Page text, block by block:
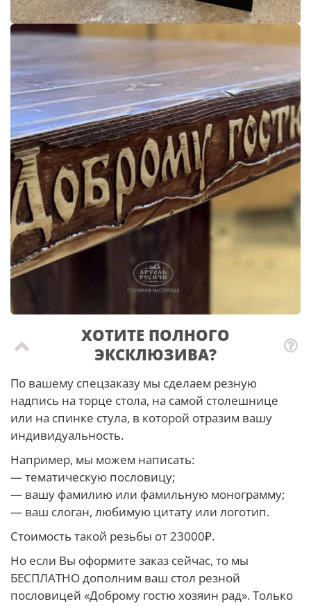
ХОТИТЕ ПОЛНОГО
ЭКСКЛЮЗИВА?
По вашему спецзаказу мы сделаем резную
надпись на торце стола, на самой столешнице
или на спинке стула, в которой отразим вашу
индивидуальность.
Например, мы можем написать:
— тематическую пословицу;
— вашу фамилию или фамильную монограмму;
— ваш слоган, любимую цитату или логотип.
Стоимость такой резьбы от 23000₽.
Но если Вы оформите заказ сейчас, то мы
БЕСПЛАТНО дополним ваш стол резной
пословицей «Доброму гостю хозяин рад». Только